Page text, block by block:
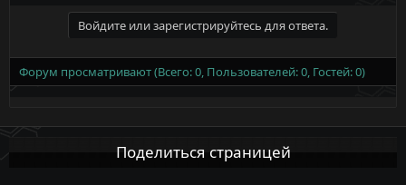
Войдите или зарегистрируйтесь для ответа.
Форум просматривают (Всего: 0, Пользователей: 0, Гостей: 0)
Поделиться страницей